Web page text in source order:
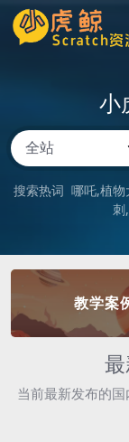
小
搜索热词 哪吒 植物
刺
教学案
当前最新发布的